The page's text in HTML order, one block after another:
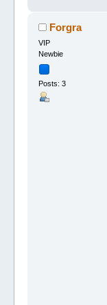
Forgra
VIP
Newbie
Posts: 3